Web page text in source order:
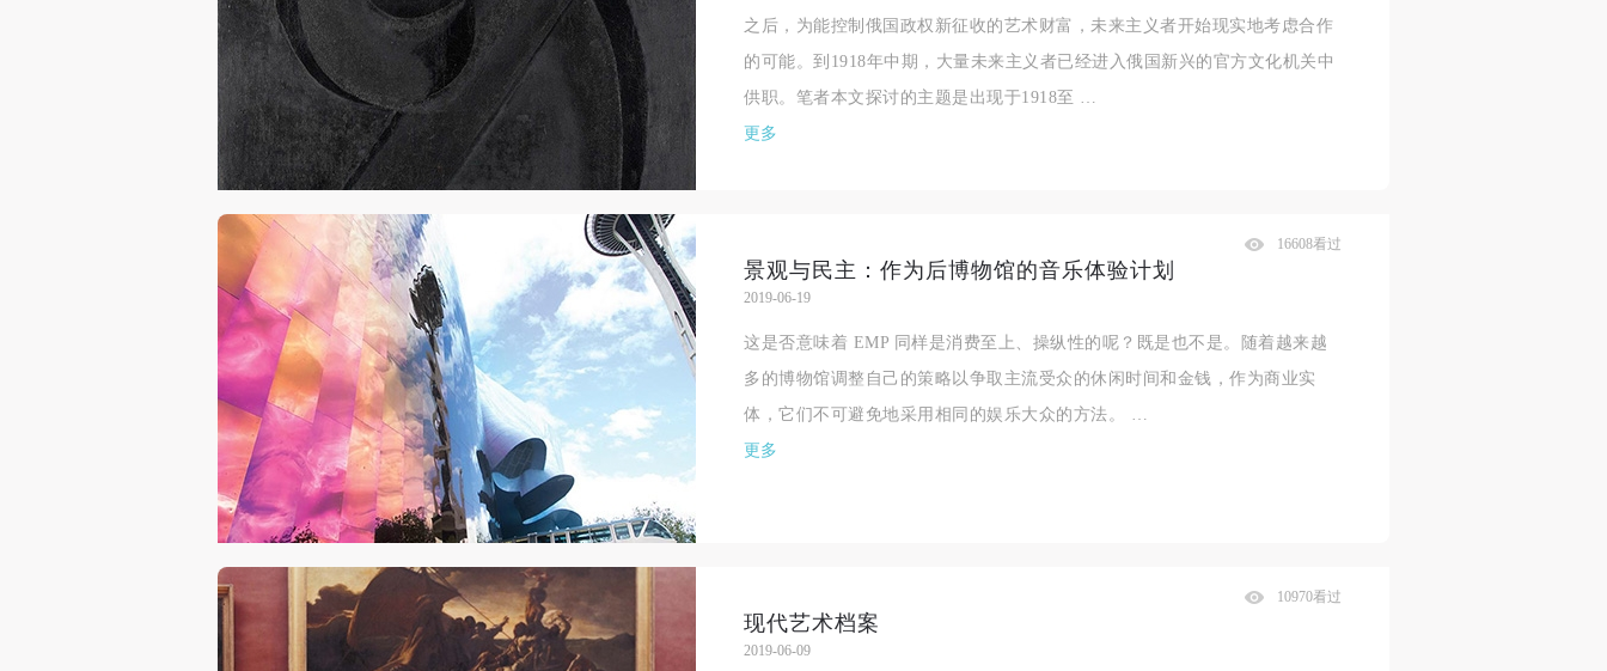
之后，为能控制俄国政权新征收的艺术财富，未来主义者开始现实地考虑合作
的可能。到1918年中期，大量未来主义者已经进入俄国新兴的官方文化机关中
供职。笔者本文探讨的主题是出现于1918至 …
更多
景观与民主：作为后博物馆的音乐体验计划
2019-06-19
16608看过
这是否意味着 EMP 同样是消费至上、操纵性的呢？既是也不是。随着越来越
多的博物馆调整自己的策略以争取主流受众的休闲时间和金钱，作为商业实
体，它们不可避免地采用相同的娱乐大众的方法。 …
更多
现代艺术档案
2019-06-09
10970看过